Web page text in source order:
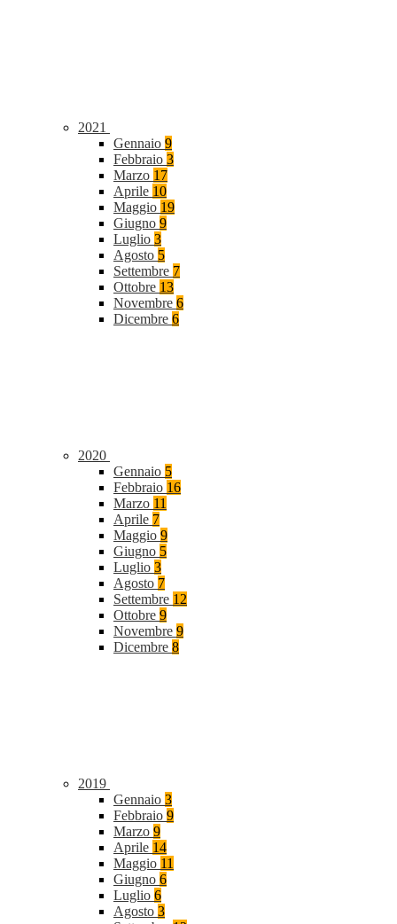
2021
Gennaio 9
Febbraio 3
Marzo 17
Aprile 10
Maggio 19
Giugno 9
Luglio 3
Agosto 5
Settembre 7
Ottobre 13
Novembre 6
Dicembre 6
2020
Gennaio 5
Febbraio 16
Marzo 11
Aprile 7
Maggio 9
Giugno 5
Luglio 3
Agosto 7
Settembre 12
Ottobre 9
Novembre 9
Dicembre 8
2019
Gennaio 3
Febbraio 9
Marzo 9
Aprile 14
Maggio 11
Giugno 6
Luglio 6
Agosto 3